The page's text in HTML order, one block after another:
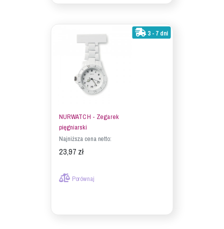
3 - 7 dni
NURWATCH - Zegarek
pięgniarski
Najniższa cena netto:
23,97 zł
Porównaj